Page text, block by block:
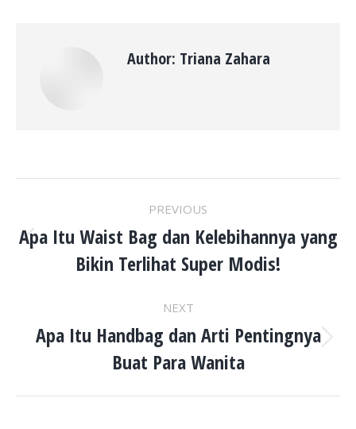
Author: Triana Zahara
NAVIGATION
PREVIOUS
Previous
post:
Apa Itu Waist Bag dan Kelebihannya yang
Bikin Terlihat Super Modis!
NEXT
Next
post:
Apa Itu Handbag dan Arti Pentingnya
Buat Para Wanita